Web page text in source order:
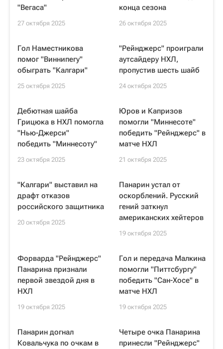
"Вегаса"
27 октября 2025
конца сезона
26 октября 2025
Гол Наместникова
помог "Виннипегу"
обыграть "Калгари"
25 октября 2025
"Рейнджерс" проиграли
аутсайдеру НХЛ,
пропустив шесть шайб
24 октября 2025
Дебютная шайба
Грицюка в НХЛ помогла
"Нью-Джерси"
победить "Миннесоту"
23 октября 2025
Юров и Капризов
помогли "Миннесоте"
победить "Рейнджерс" в
матче НХЛ
21 октября 2025
"Калгари" выставил на
драфт отказов
российского защитника
20 октября 2025
Панарин устал от
оскорблений. Русский
гений заткнул
американских хейтеров
19 октября 2025
Форварда "Рейнджерс"
Панарина признали
первой звездой дня в
НХЛ
19 октября 2025
Гол и передача Малкина
помогли "Питтсбургу"
победить "Сан-Хосе" в
матче НХЛ
19 октября 2025
Панарин догнал
Ковальчука по очкам в
Четыре очка Панарина
принесли "Рейнджерс"